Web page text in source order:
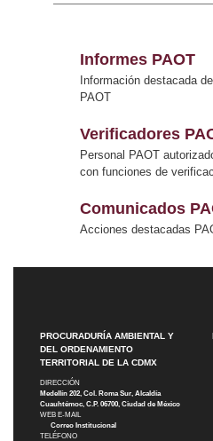
Informes PAOT
Información destacada
PAOT
Verificadores
Personal PAOT
con funciones de
Comunicados
Acciones destacadas
PROCURADURÍA AMBIENTAL Y
DEL ORDENAMIENTO
TERRITORIAL DE LA CDMX
DIRECCIÓN
Medellín 202, Col. Roma Sur, Alcaldía
Cuauhtémoc, C.P. 06700, Ciudad de México
WEB E-MAIL
Correo Institucional
TELÉFONO